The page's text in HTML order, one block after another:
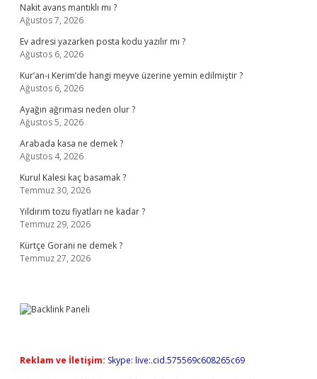
Nakit avans mantıklı mı ?
Ağustos 7, 2026
Ev adresi yazarken posta kodu yazılır mı ?
Ağustos 6, 2026
Kur’an-ı Kerim’de hangi meyve üzerine yemin edilmiştir ?
Ağustos 6, 2026
Ayağın ağrıması neden olur ?
Ağustos 5, 2026
Arabada kasa ne demek ?
Ağustos 4, 2026
Kurul Kalesi kaç basamak ?
Temmuz 30, 2026
Yıldırım tozu fiyatları ne kadar ?
Temmuz 29, 2026
Kürtçe Gorani ne demek ?
Temmuz 27, 2026
Reklam ve İletişim: Skype: live:.cid.575569c608265c69